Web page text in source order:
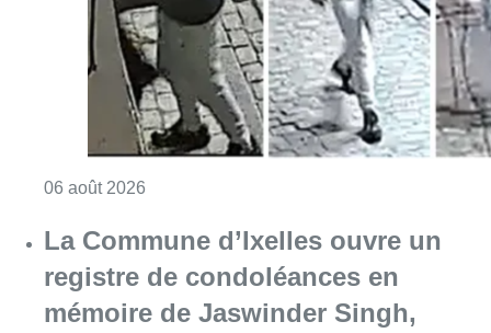
06 août 2026
La Commune d’Ixelles ouvre un
registre de condoléances en
mémoire de Jaswinder Singh,